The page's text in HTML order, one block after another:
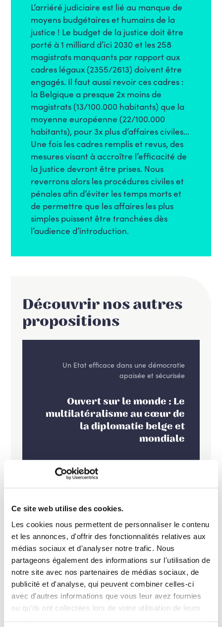
Ce site web utilise des cookies.
Les cookies nous permettent de personnaliser le contenu
et les annonces, d'offrir des fonctionnalités relatives aux
médias sociaux et d'analyser notre trafic. Nous
partageons également des informations sur l'utilisation de
notre site avec nos partenaires de médias sociaux, de
publicité et d'analyse, qui peuvent combiner celles-ci
avec d'autres informations que vous leur avez fournies
ou qu'ils ont collectées lors de votre utilisation de leurs
L’arriéré judiciaire est lié au manque de
moyens budgétaires et humains de la
justice ! Le budget de la justice doit être
porté à 1 milliard d’ici 2030 et les 258
magistrats manquants par rapport aux
cadres légaux (2355/2613) doivent être
engagés. Il faut aussi revoir ces cadres :
la Belgique a presque 2x moins de
magistrats (13/100.000 habitants) que la
moyenne européenne (22/100.000
habitants), pour 3x plus d’affaires civiles…
Une fois les cadres remplis et revus, des
mesures visant à accroître l’efficacité de
la Justice devront être prises. Nous
reverrons alors les procédures civiles et
pénales afin d’éviter les temps morts et
de permettre que les affaires les plus
simples puissent être tranchées dès
l’audience d’introduction.
Découvrir nos autres
propositions
Un Etat efficace dans une démocratie
apaisée et sécurisée
Ouvert sur le monde : Le
multilatéralisme au cœur de
la diplomatie belge et
mondiale